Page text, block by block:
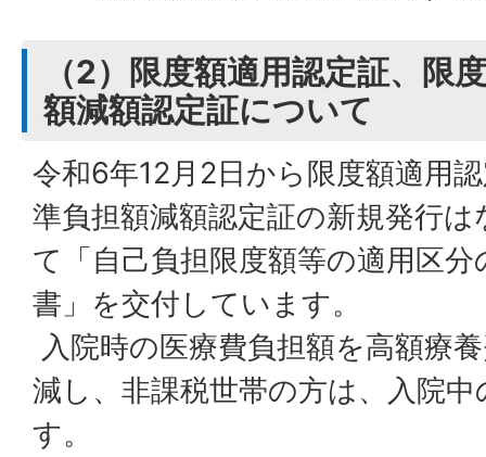
（2）限度額適用認定証、限
額減額認定証について
令和6年12月2日から限度額適用
準負担額減額認定証の新規発行
て「自己負担限度額等の適用区
書」を交付しています。
入院時の医療費負担額を高額療
減し、非課税世帯の方は、入院
す。